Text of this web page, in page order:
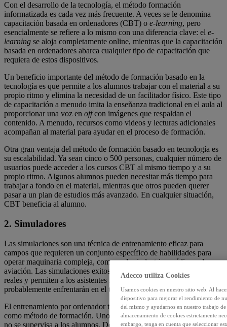
Con el desarrollo de la tecnología, el método formación
informatizada es cada vez más frecuente. A veces se le denomina
capacitación basada en ordenadores (CBT) o e-learning, pero
esencialmente se refiere a lo mismo con una diferencia clave: el e-
learning se aloja completamente online, mientras que la capacitación
basada en ordenadores abarca cualquier tipo de capacitación que
requiera de estos dispositivos.
Un beneficio importante del método de formación basado en la
tecnología es que permite a los alumnos trabajar con el material a su
propio ritmo y elimina la necesidad de un facilitador físico. Este tipo
de capacitación a menudo imita la enseñanza tradicional en el aula al
proporcionar una voz en offcon imágenes que respaldan el
contenido. A menudo, recursos como videos y lecturas adicionales
acompañan al material para ayudar en el proceso de formación.
Otra gran ventaja del método de formación basado en tecnología es
su escalabilidad. Ya sean cinco o 500 personas, cualquier número de
usuarios puede acceder a los cursos CBT al mismo tiempo y a su
propio ritmo. Algunos alumnos pueden necesitar más tiempo para
trabajar a fondo en el material, mientras que otros pueden querer
pasar a un plan de estudios más avanzado. En cualquier situación,
CBT beneficia al alumno.
2. Simuladores
Las simulaciones son una técnica de entrenamiento eficaz para
campos que requieren un conjunto específico de habilidades para
operar maquinaria compleja, como en las industrias médica o de
aviación. Las simulaciones exitosas reflejan situaciones laborales
reales y permiten a los asistentes resolver problemas que
probablemente enfrentarán en el trabajo.
El entrenamiento por ordenador también viene con sus desafíos
como método de formación. Uno reto importante es el hecho de que
no se supervisa a los alumnos. Debido a que los cursos de CBT no
Adecco utiliza Cookies
Usamos cookies en nuestro sitio web. Al
dispositivo para mejorar el rendimiento de
del mismo y ayudarnos en nuestro trabajo
almacenamiento de cookies estrictamente
embargo, tenga en cuenta que seleccionar